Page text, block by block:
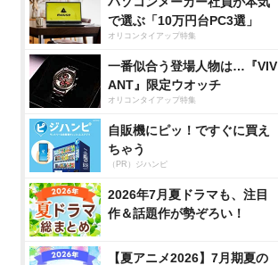
で選ぶ「10万円台PC3選」
オリコンタイアップ特集
一番似合う登場人物は…『VIV
ANT』限定ウオッチ
オリコンタイアップ特集
自販機にピッ！ですぐに買え
ちゃう
（PR）ジハンピ
2026年7月夏ドラマも、注目
作＆話題作が勢ぞろい！
【夏アニメ2026】7月期夏の